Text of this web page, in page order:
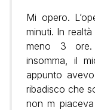
Mi opero.
minuti. In
meno 3 ore.
insomma, il
appunto
ribadisco che
non m